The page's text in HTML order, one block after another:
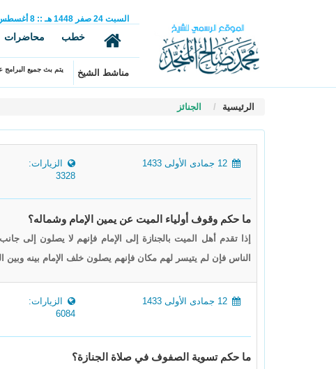
السبت 24 صفر 1448 هـ ::
8
خطب محاضرات
مناشط الشيخ يتم بث جميع البرامج
الرئيسية الجنائز
الزيارات:
3328
ما حكم وقوف أولياء الميت عن يمين الإمام وشماله؟
إذا تقدم أهل الميت بالجنازة إلى الإمام فإنهم لا يصلون إلى
الناس فإن لم يتيسر لهم مكان فإنهم يصلون خلف الإمام بينه وبين
الزيارات:
6084
ما حكم تسوية الصفوف في صلاة الجنازة؟